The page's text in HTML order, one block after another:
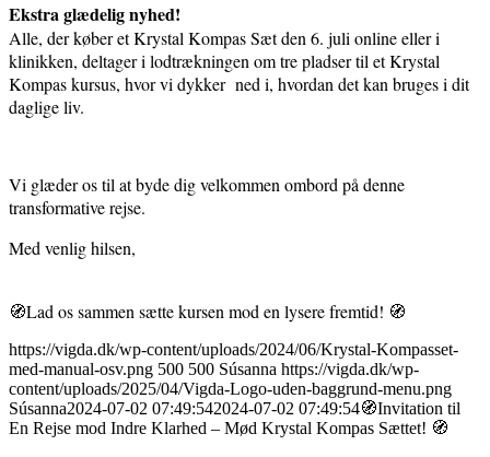
Ekstra glædelig nyhed!
Alle, der køber et Krystal Kompas Sæt den 6. juli online eller i
klinikken, deltager i lodtrækningen om tre pladser til et Krystal
Kompas kursus, hvor vi dykker ned i, hvordan det kan bruges i dit
daglige liv.
Vi glæder os til at byde dig velkommen ombord på denne
transformative rejse.
Med venlig hilsen,
🧭Lad os sammen sætte kursen mod en lysere fremtid! 🧭
https://vigda.dk/wp-content/uploads/2024/06/Krystal-Kompasset-
med-manual-osv.png 500 500 Súsanna https://vigda.dk/wp-
content/uploads/2025/04/Vigda-Logo-uden-baggrund-menu.png
Súsanna2024-07-02 07:49:542024-07-02 07:49:54🧭Invitation til
En Rejse mod Indre Klarhed – Mød Krystal Kompas Sættet! 🧭